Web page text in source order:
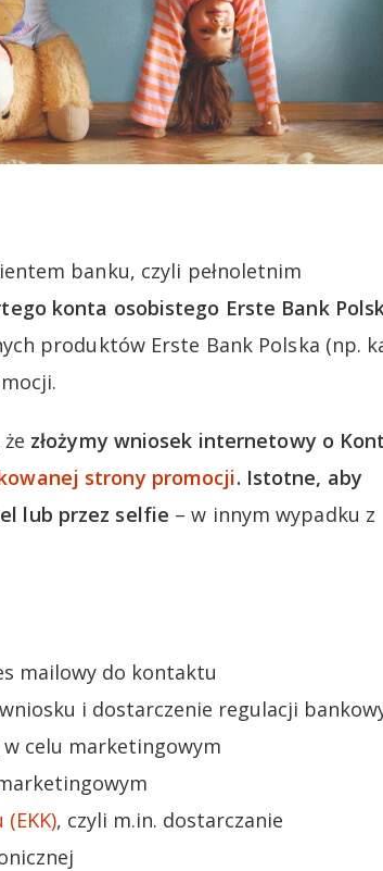
banku, czyli pełnoletnim
konta osobistego Erste Bank
produktów Erste Bank Polska (np.
złożymy wniosek internetowy o
strony promocji. Istotne, aby
lub przez selfie – w innym wypadku z
mailowy do kontaktu
i dostarczenie regulacji
celu marketingowym
, czyli m.in. dostarczanie